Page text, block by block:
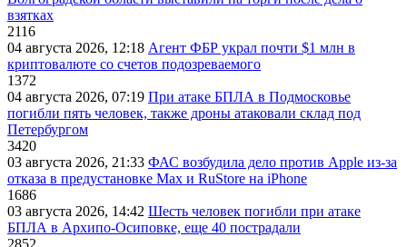
взятках
2116
04 августа 2026, 12:18 Агент ФБР украл почти $1 млн в
криптовалюте со счетов подозреваемого
1372
04 августа 2026, 07:19 При атаке БПЛА в Подмосковье
погибли пять человек, также дроны атаковали склад под
Петербургом
3420
03 августа 2026, 21:33 ФАС возбудила дело против Apple из-за
отказа в предустановке Max и RuStore на iPhone
1686
03 августа 2026, 14:42 Шесть человек погибли при атаке
БПЛА в Архипо-Осиповке, еще 40 пострадали
2852